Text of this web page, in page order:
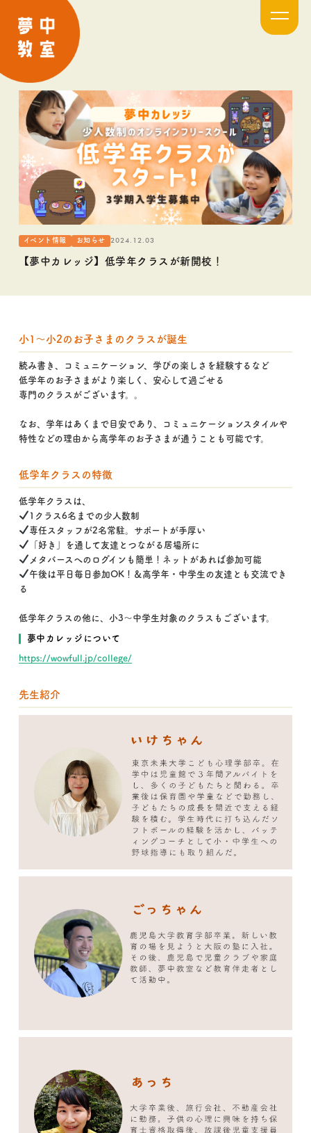
イベント情報 お知らせ 2024.12.03
【夢中カレッジ】低学年クラスが新開校！
小1〜小2のお子さまのクラスが誕生
読み書き、コミュニケーション、学びの楽しさを経験するなど
低学年のお子さまがより楽しく、安心して過ごせる
専門のクラスがございます。。
なお、学年はあくまで目安であり、コミュニケーションスタイルや
特性などの理由から高学年のお子さまが通うことも可能です。
低学年クラスの特徴
低学年クラスは、
1クラス6名までの少人数制
専任スタッフが2名常駐。サポートが手厚い
「好き」を通して友達とつながる居場所に
メタバースへのログインも簡単！ネットがあれば参加可能
午後は平日毎日参加OK！＆高学年・中学生の友達とも交流でき
る
低学年クラスの他に、小3〜中学生対象のクラスもございます。
夢中カレッジについて
https://wowfull.jp/college/
先生紹介